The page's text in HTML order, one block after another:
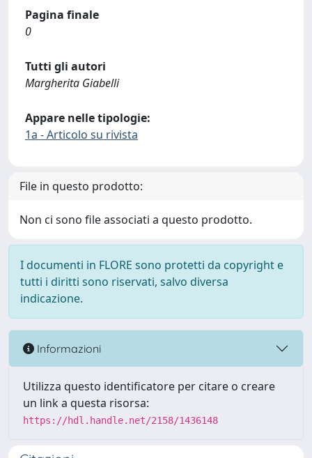
Pagina finale
0
Tutti gli autori
Margherita Giabelli
Appare nelle tipologie:
1a - Articolo su rivista
File in questo prodotto:
Non ci sono file associati a questo prodotto.
I documenti in FLORE sono protetti da copyright e
tutti i diritti sono riservati, salvo diversa
indicazione.
Informazioni
Utilizza questo identificatore per citare o creare
un link a questa risorsa:
https://hdl.handle.net/2158/1436148